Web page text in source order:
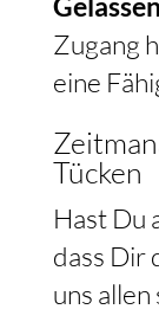
Zugang
eine
Tücken
Hast Du
dass Dir
uns allen